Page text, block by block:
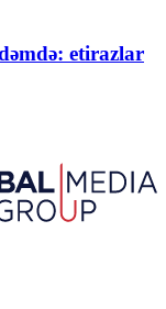
etirazlar